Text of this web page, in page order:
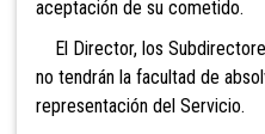
aceptación de su cometido.
El Director, los
no tendrán la facultad de
representación del Servicio.